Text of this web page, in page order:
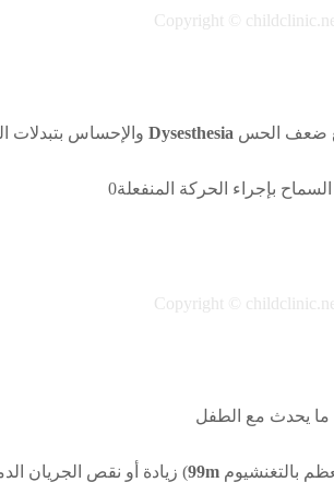
Copyright ©
مع ضعف الحس Dysesthesia والإحساس بتبدلات
بإجراء الحركة المنفعلة0
Copyright ©
يحدث مع الطفل
بالتغنشيوم 99m) زيادة أو نقص الجريان